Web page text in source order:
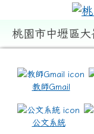
桃園市中壢區大
教師Gmail
公文系統